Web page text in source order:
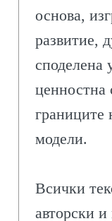
основа,
развитие,
споделена
ценностна
границите
модели.
Всички
авторски